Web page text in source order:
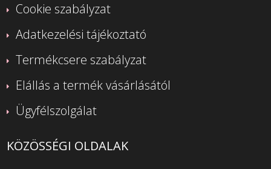
Cookie szabályzat
Adatkezelési tájékoztató
Termékcsere szabályzat
Elállás a termék vásárlásától
Ügyfélszolgálat
KÖZÖSSÉGI OLDALAK